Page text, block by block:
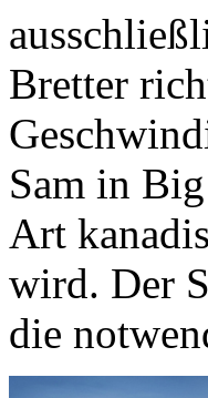
Bretter
Sam in
Art
wird. Der
die